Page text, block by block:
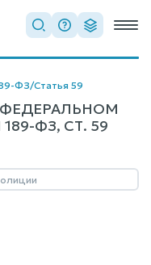
ФЗ/Статья 59
ФЗ, СТ. 59